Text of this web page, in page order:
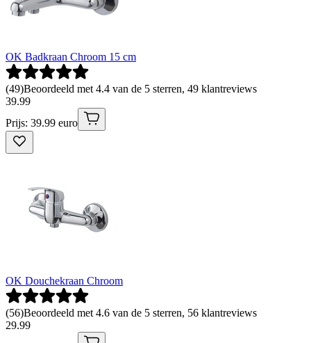
OK Badkraan Chroom 15 cm
(49)Beoordeeld met 4.4 van de 5 sterren, 49 klantreviews
39.99
Prijs: 39.99 euro
OK Douchekraan Chroom
(56)Beoordeeld met 4.6 van de 5 sterren, 56 klantreviews
29.99